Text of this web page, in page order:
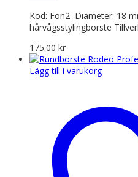
Kod: Fön2 Diameter: 18
hårvågsstylingborste
175.00 kr
Lägg till i varukorg